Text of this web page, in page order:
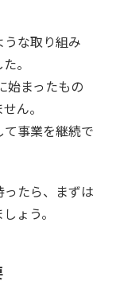
な取り組み
。
始まったもの
ん。
事業を継続で
たら、まずは
ょう。